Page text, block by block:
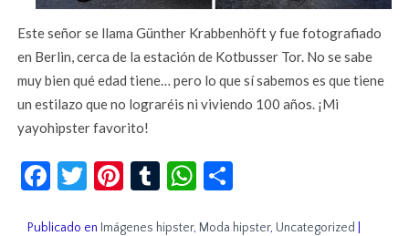
Este señor se llama Günther Krabbenhöft y fue fotografiado
en Berlin, cerca de la estación de Kotbusser Tor. No se sabe
muy bien qué edad tiene… pero lo que sí sabemos es que tiene
un estilazo que no lograréis ni viviendo 100 años. ¡Mi
yayohipster favorito!
Facebook
Twitter
Pinterest
TumblrWhatsApp
Publicado en Imágenes hipster, Moda hipster, Uncategorized